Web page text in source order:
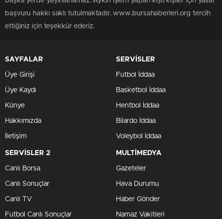
başvuru hakkı saklı tutulmaktadır. www.bursahaberleri.org tercih
ettiğiniz için teşekkür ederiz.
SAYFALAR
Üye Girişi
Üye Kaydı
Künye
Hakkımızda
İletişim
SERVİSLER
Futbol İddaa
Basketbol İddaa
Hentbol İddaa
Bilardo İddaa
Voleybol İddaa
SERVİSLER 2
Canlı Borsa
Canlı Sonuçlar
Canlı TV
Futbol Canlı Sonuçlar
MULTİMEDYA
Gazeteler
Hava Durumu
Haber Gönder
Namaz Vakitleri